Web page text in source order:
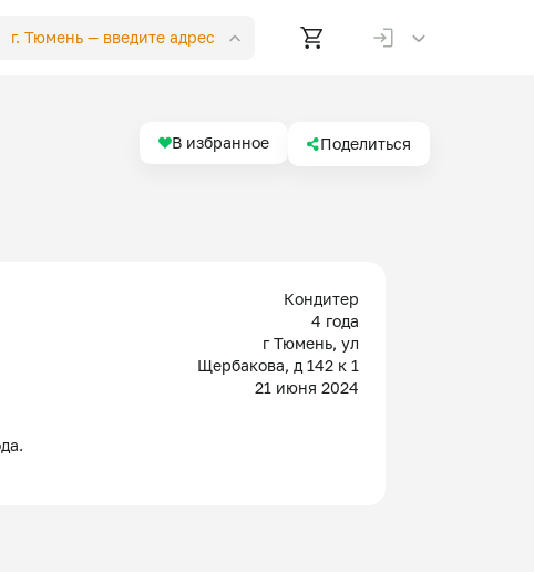
г. Тюмень — введите адрес
В избранное Поделиться
Кондитер
4 года
г Тюмень, ул
Щербакова, д 142 к 1
21 июня 2024